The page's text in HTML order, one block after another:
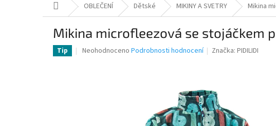
Domů OBLEČENÍ Dětské MIKINY A SVETRY Mikina
Mikina microfleezová se stojáčkem
Tip
Průměrné
Neohodnoceno Podrobnosti hodnocení Značka:PIDILIDI